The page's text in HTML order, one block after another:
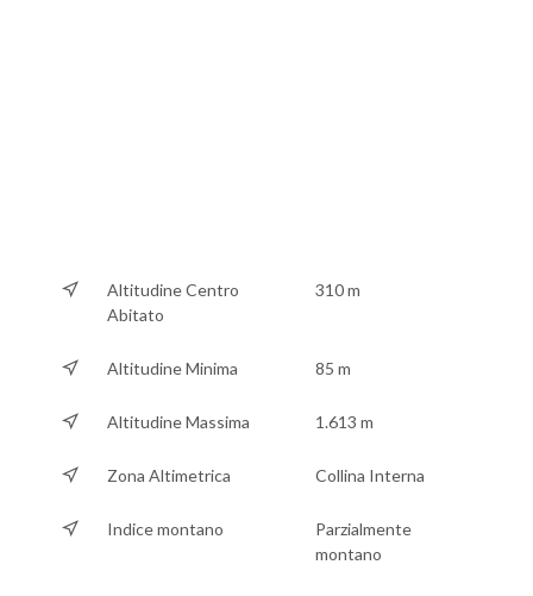
Altitudine Centro
Abitato
310 m
Altitudine Minima 85 m
Altitudine Massima 1.613 m
Zona Altimetrica Collina Interna
Indice montano
Parzialmente
montano